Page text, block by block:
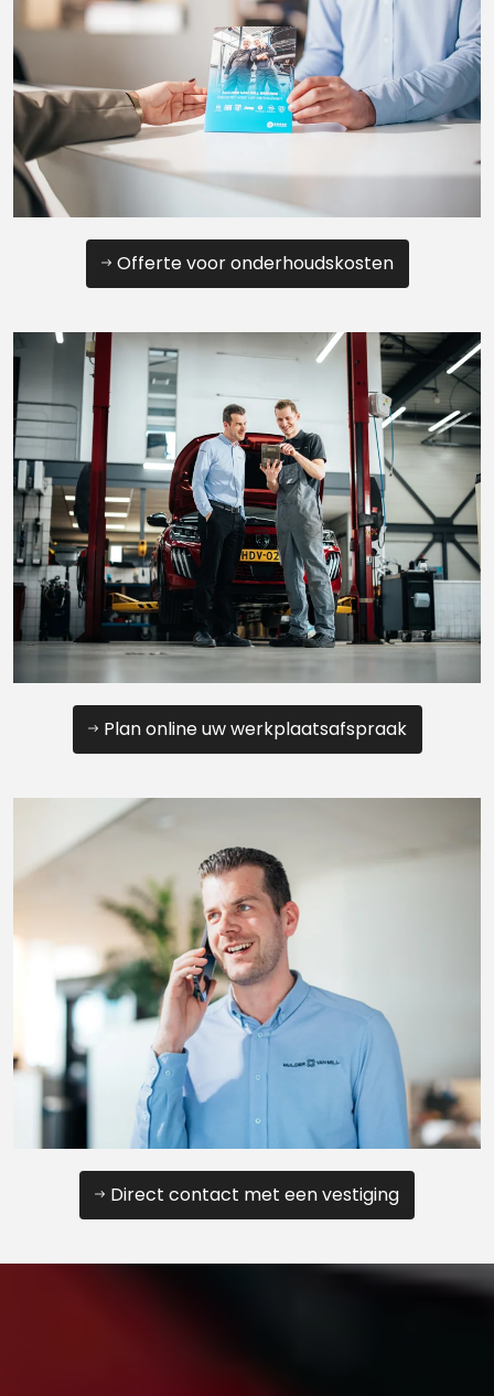
Offerte voor onderhoudskosten
Plan online uw werkplaatsafspraak
Direct contact met een vestiging